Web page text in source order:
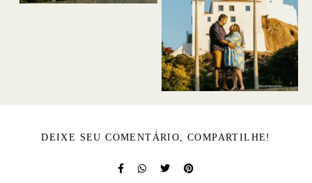
DEIXE SEU COMENTÁRIO, COMPARTILHE!